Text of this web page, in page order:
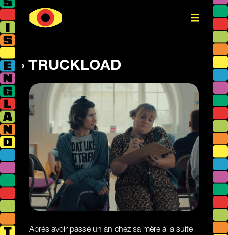
TRUCKLOAD
Après avoir passé un an chez sa mère à la suite